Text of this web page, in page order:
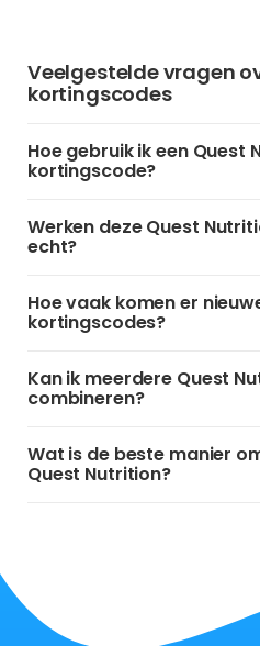
Veelgestelde vragen
kortingscodes
Hoe gebruik ik een Quest
kortingscode?
Werken deze Quest
echt?
Hoe vaak komen er
kortingscodes?
Kan ik meerdere Quest
combineren?
Wat is de beste manier
Quest Nutrition?